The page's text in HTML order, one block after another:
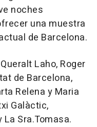
noches
una muestra
de Barcelona.
Laho, Roger
de Barcelona,
Relena y Maria
Galàctic,
Sra.Tomasa.